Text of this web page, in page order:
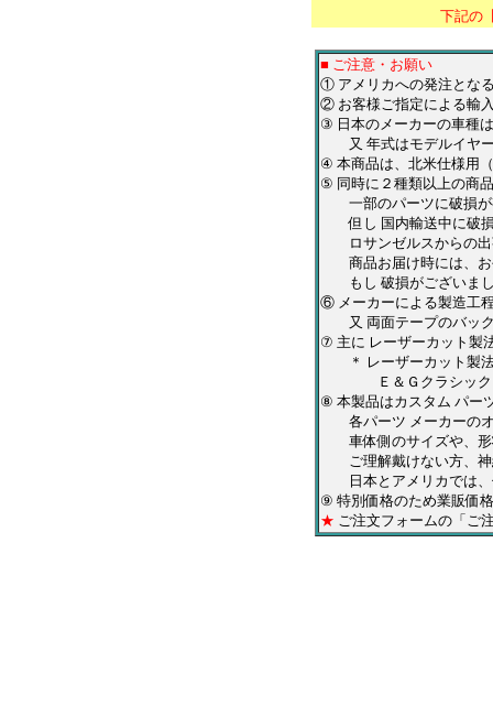
下記の
■ ご注意・お願い
① アメリカへの発注とな
② お客様ご指定による輸
③ 日本のメーカーの車種
又 年式はモデルイヤー
④ 本商品は、北米仕様用
⑤ 同時に２種類以上の商
一部のパーツに破損が
但し 国内輸送中に破損
ロサンゼルスからの出
商品お届け時には、お
もし 破損がございまし
⑥ メーカーによる製造工
又 両面テープのバック
⑦ 主に レーザーカット製
＊ レーザーカット製法
Ｅ＆Ｇクラシックス・
⑧ 本製品はカスタム パー
各パーツ メーカーのオ
車体側のサイズや、形
ご理解戴けない方、神
日本とアメリカでは、
⑨ 特別価格のため業販価
★ ご注文フォームの「ご